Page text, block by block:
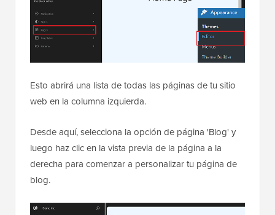
Esto abrirá una lista de todas las páginas de tu sitio
web en la columna izquierda.
Desde aquí, selecciona la opción de página 'Blog' y
luego haz clic en la vista previa de la página a la
derecha para comenzar a personalizar tu página de
blog.